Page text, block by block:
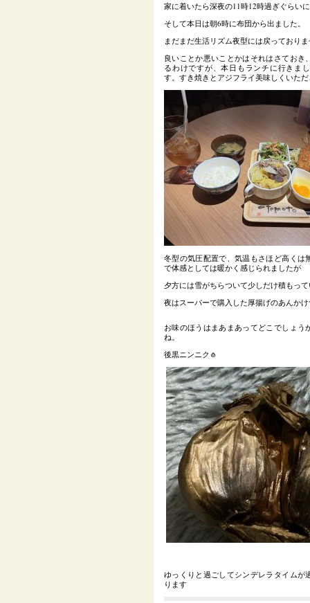
家に着いたら深夜の11時12時過ぎぐらい
そして本日は朝6時に布団から出ました。
まだまだ生活リズム夜型には戻っており
良いことか悪いことかはそれはさておき
るわけですが、本日もランチに行きま
す。すき焼きとアジフライ美味しくいた
冬型の気圧配置で、気温もさほど高くは
で体感としては暖かく感じられましたが
夕方には雪がちらついて少しだけ積もっ
夜はスーパーで購入した厚揚げのあんか
お味のほうはまあまあってどこでしょう
ね。
後黒ニンニク🧄
ゆっくりと過ごしてシンデレラタイムが
ります